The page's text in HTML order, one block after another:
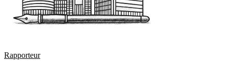
Rapporteur